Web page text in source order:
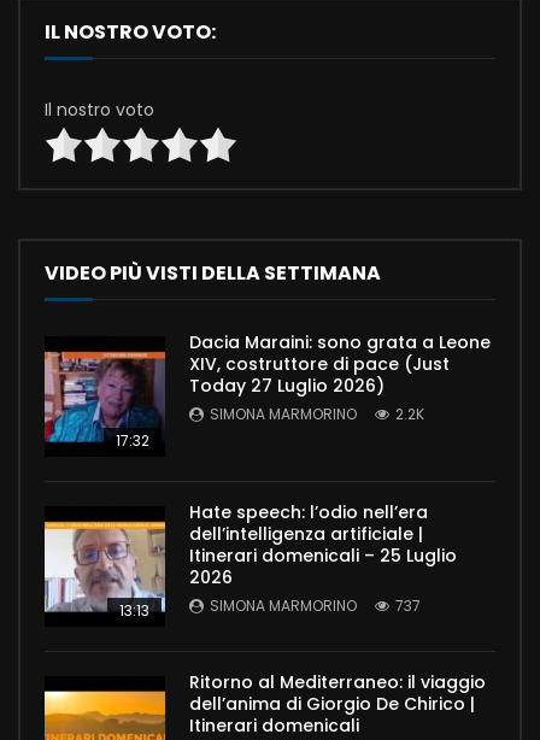
IL NOSTRO VOTO:
Il nostro voto
VIDEO PIÙ VISTI DELLA SETTIMANA
17:32
Dacia Maraini: sono grata a Leone
XIV, costruttore di pace (Just
Today 27 Luglio 2026)
SIMONA MARMORINO 2.2K
13:13
Hate speech: l’odio nell’era
dell’intelligenza artificiale |
Itinerari domenicali – 25 Luglio
2026
SIMONA MARMORINO 737
Ritorno al Mediterraneo: il viaggio
dell’anima di Giorgio De Chirico |
Itinerari domenicali